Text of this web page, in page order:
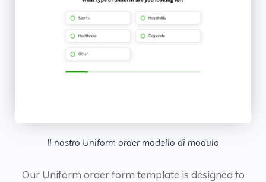
Il nostro Uniform order modello di modulo
Our Uniform order form template is designed to